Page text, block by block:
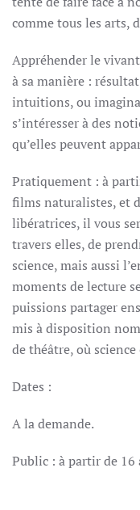
comme tous les arts,
Appréhender le
à sa manière :
intuitions, ou
s’intéresser à des
qu’elles peuvent
Pratiquement : à
films naturalistes, et
libératrices, il vous
travers elles, de
science, mais aussi
moments de lecture
puissions partager
mis à disposition
de théâtre, où
Dates :
A la demande.
Public : à partir de 16